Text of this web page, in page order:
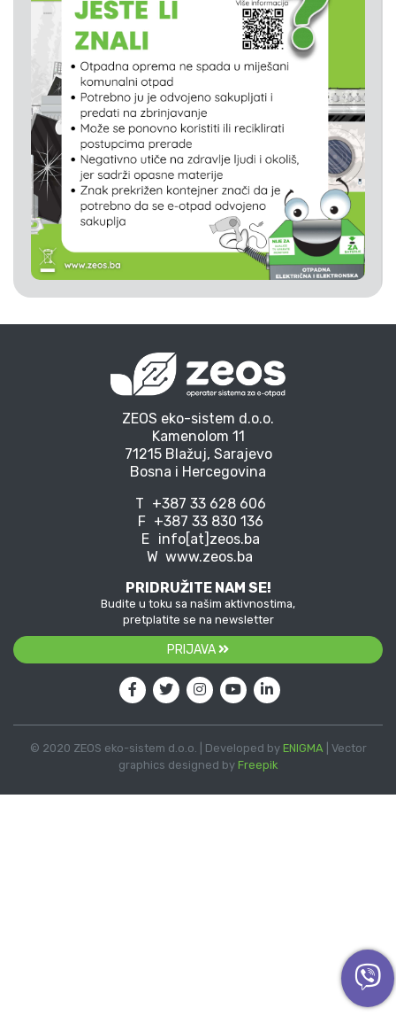
ZEOS eko-sistem d.o.o.
Kamenolom 11
71215 Blažuj, Sarajevo
Bosna i Hercegovina
T +387 33 628 606
F +387 33 830 136
E info[at]zeos.ba
W www.zeos.ba
PRIDRUŽITE NAM SE!
Budite u toku sa našim aktivnostima,
pretplatite se na newsletter
PRIJAVA
© 2020 ZEOS eko-sistem d.o.o. | Developed by ENIGMA| Vector
graphics designed by Freepik